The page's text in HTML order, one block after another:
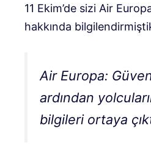
11 Ekim’de sizi Air
hakkında
Air Europa:
ardından
bilgileri ortaya